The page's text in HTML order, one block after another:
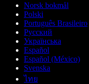
Norsk bokmål
Polski
Português Brasileiro
Русский
Українська
Español
Español (México)
Svenska
ไทย